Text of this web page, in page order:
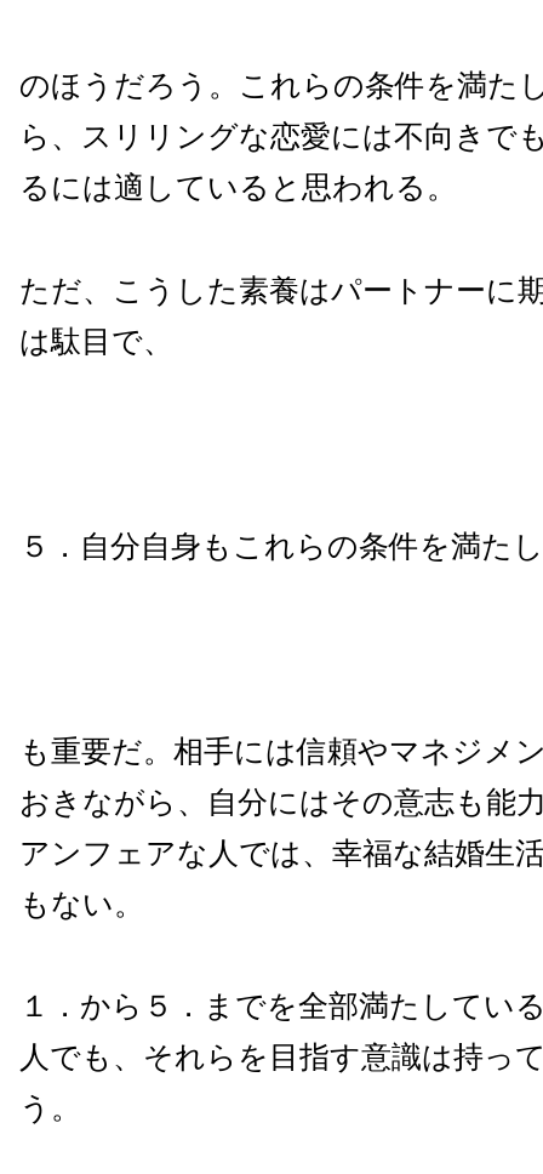
のほうだろう。これらの条件を満た
ら、スリリングな恋愛には不向きで
るには適していると思われる。
ただ、こうした素養はパートナーに
は駄目で、
５．自分自身もこれらの条件を満た
も重要だ。相手には信頼やマネジメ
おきながら、自分にはその意志も能
アンフェアな人では、幸福な結婚生
もない。
１．から５．までを全部満たしてい
人でも、それらを目指す意識は持っ
う。